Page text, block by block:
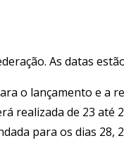
As datas
o lançamento e a
realizada de 23
para os dias